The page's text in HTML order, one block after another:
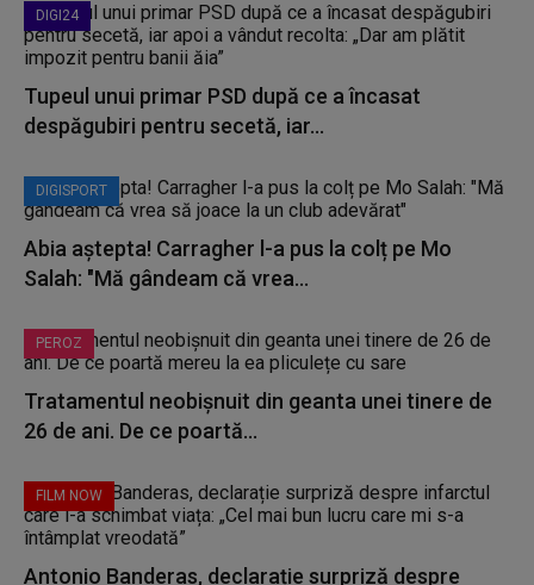
DIGI24
Tupeul unui primar PSD după ce a încasat
despăgubiri pentru secetă, iar...
DIGISPORT
Abia aștepta! Carragher l-a pus la colț pe Mo
Salah: "Mă gândeam că vrea...
PEROZ
Tratamentul neobișnuit din geanta unei tinere de
26 de ani. De ce poartă...
FILM NOW
Antonio Banderas, declarație surpriză despre